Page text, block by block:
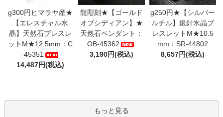
g300円ヒマラヤ産★
【エレスチャル水
晶】天然石ブレスレ
ットM★12.5mm：C
-45351
14,487円(税込)
龍彫刻★【ゴールド
オブシディアン】★
天然石ペンダント：
OB-45362
3,190円(税込)
g250円★【シルバー
ルチル】銀針水晶ブ
レスレットM★10.5
mm：SR-44802
8,657円(税込)
もっと見る